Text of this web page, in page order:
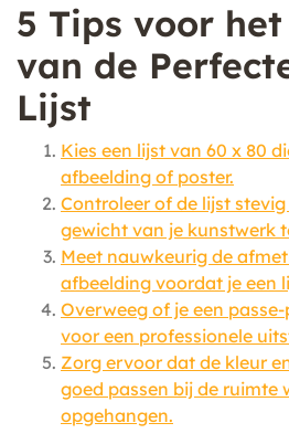
5 Tips voor
van de
Lijst
Kies een lijst van 60 x 80
afbeelding of poster.
Controleer of de lijst
gewicht van je kunstwerk
Meet nauwkeurig de
afbeelding voordat je een
Overweeg of je een
voor een professionele
Zorg ervoor dat de kleur
goed passen bij de ruimte
opgehangen.